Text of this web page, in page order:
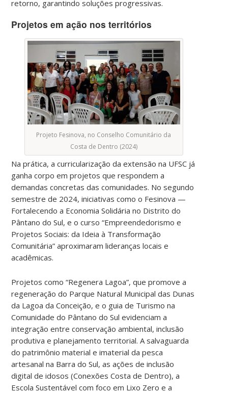
retorno, garantindo soluções progressivas.
Projetos em ação nos territórios
Projeto Fesinova, no Conselho Comunitário da
Costa de Dentro (2024)
Na prática, a curricularização da extensão na UFSC já
ganha corpo em projetos que respondem a
demandas concretas das comunidades. No segundo
semestre de 2024, iniciativas como o Fesinova —
Fortalecendo a Economia Solidária no Distrito do
Pântano do Sul, e o curso “Empreendedorismo e
Projetos Sociais: da Ideia à Transformação
Comunitária” aproximaram lideranças locais e
acadêmicas.
Projetos como “Regenera Lagoa”, que promove a
regeneração do Parque Natural Municipal das Dunas
da Lagoa da Conceição, e o guia de Turismo na
Comunidade do Pântano do Sul evidenciam a
integração entre conservação ambiental, inclusão
produtiva e planejamento territorial. A salvaguarda
do patrimônio material e imaterial da pesca
artesanal na Barra do Sul, as ações de inclusão
digital de idosos (Conexões Costa de Dentro), a
Escola Sustentável com foco em Lixo Zero e a